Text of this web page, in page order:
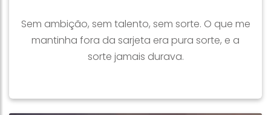
Sem ambição, sem talento, sem sorte. O que me
mantinha fora da sarjeta era pura sorte, e a
sorte jamais durava.